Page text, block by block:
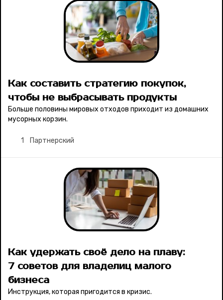
Как составить стратегию покупок,
чтобы не выбрасывать продукты
Больше половины мировых отходов приходит из домашних
мусорных корзин.
1 Партнерский
Как удержать своё дело на плаву:
7 советов для владелиц малого
бизнеса
Инструкция, которая пригодится в кризис.